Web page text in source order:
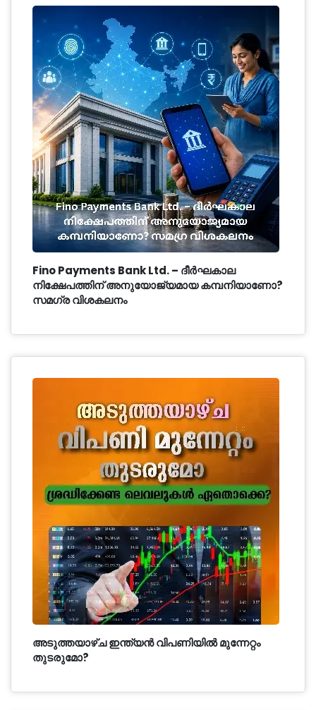
Fino Payments Bank Ltd. – ദീർഘകാല
നിക്ഷേപത്തിന് അനുയോജ്യമായ കമ്പനിയാണോ?
സമഗ്ര വിശകലനം
അടുത്തയാഴ്ച ഇന്ത്യൻ വിപണിയിൽ മുന്നേറ്റം
തുടരുമോ?